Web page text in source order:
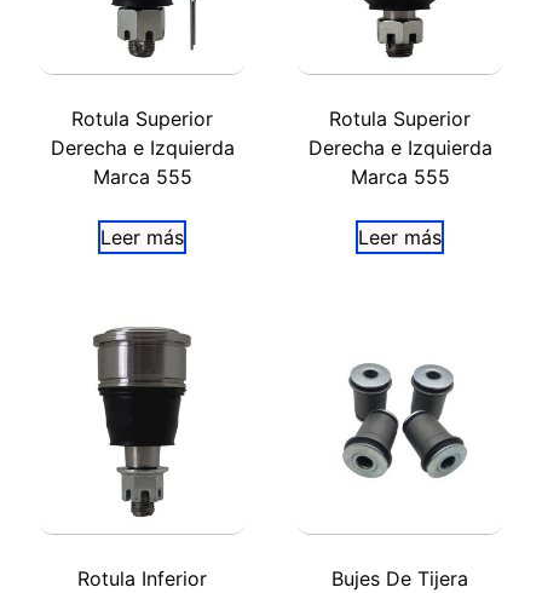
Rotula Superior
Derecha e Izquierda
Marca 555
Leer más
Rotula Superior
Derecha e Izquierda
Marca 555
Leer más
Rotula Inferior
Bujes De Tijera